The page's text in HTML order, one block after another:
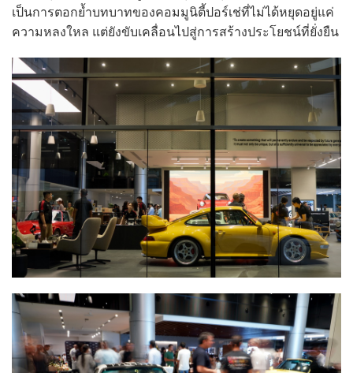
เป็นการตอกย้ำบทบาทของคอมมูนิตี้ปอร์เช่ที่ไม่ได้หยุดอยู่แค่
ความหลงใหล แต่ยังขับเคลื่อนไปสู่การสร้างประโยชน์ที่ยั่งยืน